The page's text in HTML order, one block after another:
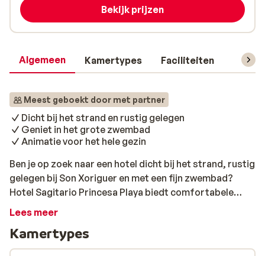
Algemeen Kamertypes Faciliteiten
Meest geboekt door met partner
Dicht bij het strand en rustig gelegen
Geniet in het grote zwembad
Animatie voor het hele gezin
Ben je op zoek naar een hotel dicht bij het strand, rustig
gelegen bij Son Xoriguer en met een fijn zwembad?
Hotel Sagitario Princesa Playa biedt comfortabele
kamers en het vriendelijke personeel zorgt ervoor dat
je niet te vervelen, want er is een animitieprogramma
voor het hele gezin. Dus kijk niet verder en boek je
Lees meer
Kamertypes
Bekijk prijzen